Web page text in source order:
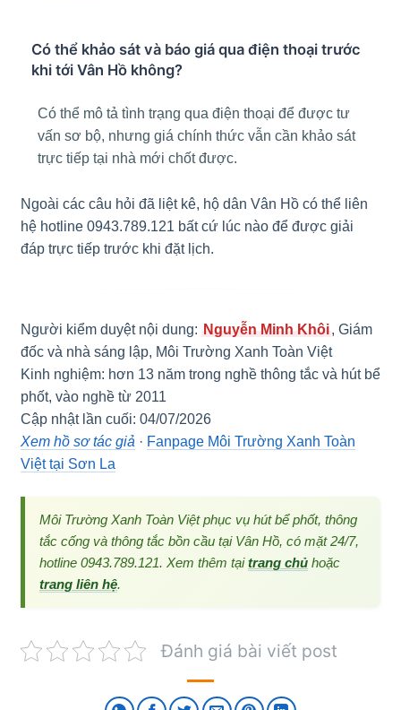
Có thể khảo sát và báo giá qua điện thoại trước
khi tới Vân Hồ không?
Có thể mô tả tình trạng qua điện thoại để được tư
vấn sơ bộ, nhưng giá chính thức vẫn cần khảo sát
trực tiếp tại nhà mới chốt được.
Ngoài các câu hỏi đã liệt kê, hộ dân Vân Hồ có thể liên
hệ hotline 0943.789.121 bất cứ lúc nào để được giải
đáp trực tiếp trước khi đặt lịch.
Người kiểm duyệt nội dung: Nguyễn Minh Khôi, Giám
đốc và nhà sáng lập, Môi Trường Xanh Toàn Việt
Kinh nghiệm: hơn 13 năm trong nghề thông tắc và hút bể
phốt, vào nghề từ 2011
Cập nhật lần cuối: 04/07/2026
Xem hồ sơ tác giả · Fanpage Môi Trường Xanh Toàn
Việt tại Sơn La
Môi Trường Xanh Toàn Việt phục vụ hút bể phốt, thông
tắc cống và thông tắc bồn cầu tại Vân Hồ, có mặt 24/7,
hotline 0943.789.121. Xem thêm tạitrang chủ hoặc
trang liên hệ.
Đánh giá bài viết post